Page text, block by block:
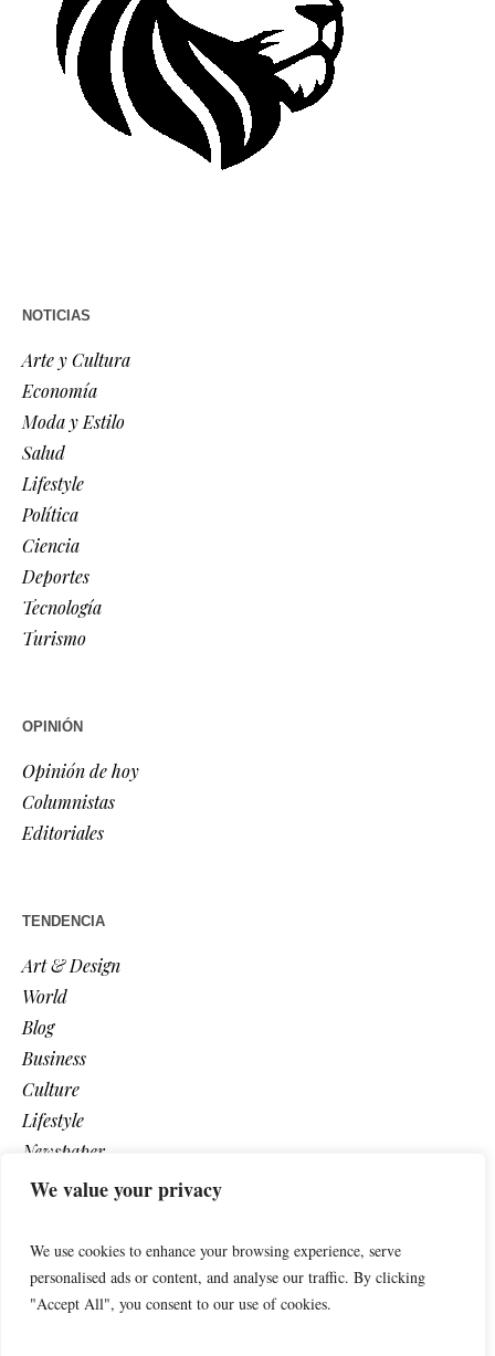
We value your privacy
We use cookies to enhance your browsing experience, serve
personalised ads or content, and analyse our traffic. By clicking
"Accept All", you consent to our use of cookies.
NOTICIAS
Arte y Cultura
Economía
Moda y Estilo
Salud
Lifestyle
Política
Ciencia
Deportes
Tecnología
Turismo
OPINIÓN
Opinión de hoy
Columnistas
Editoriales
TENDENCIA
Art & Design
World
Blog
Business
Culture
Lifestyle
Newspaper
Photos